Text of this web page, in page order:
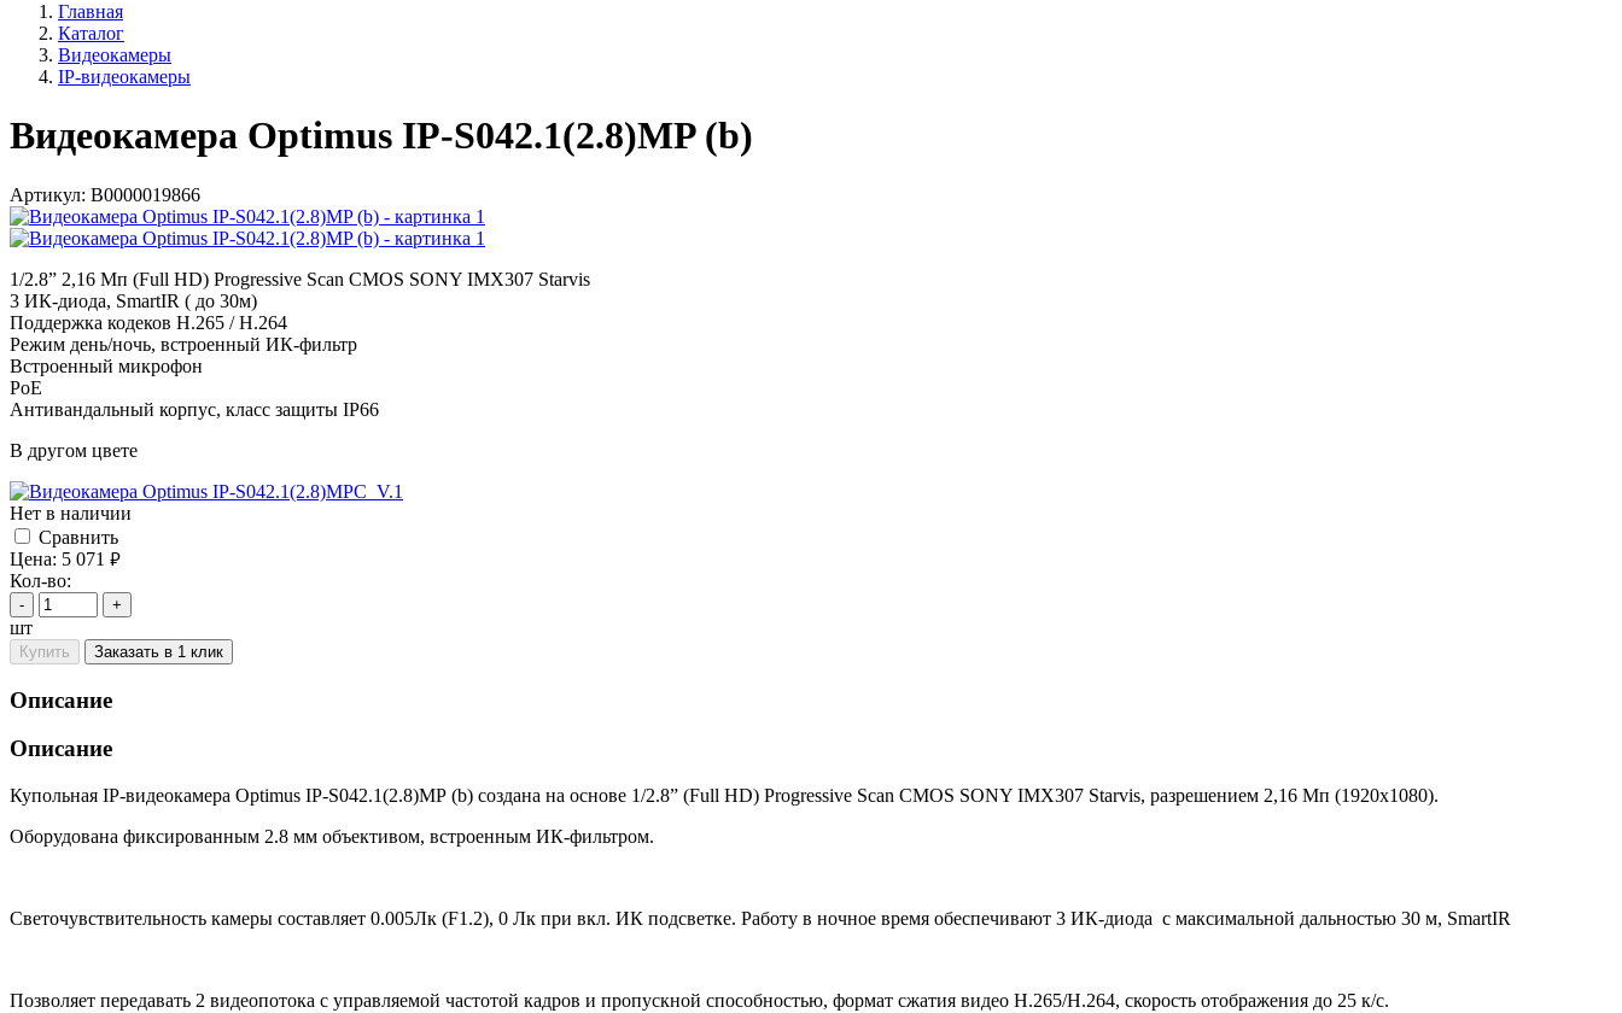
Главная
Каталог
Видеокамеры
IP-видеокамеры
Видеокамера Optimus IP-S042.1(2.8)MP (b)
Артикул: В0000019866
1/2.8” 2,16 Мп (Full HD) Progressive Scan CMOS SONY IMX307 Starvis
3 ИК-диода, SmartIR ( до 30м)
Поддержка кодеков H.265 / H.264
Режим день/ночь, встроенный ИК-фильтр
Встроенный микрофон
PoE
Антивандальный корпус, класс защиты IР66
В другом цвете
Нет в наличии
Cравнить
Цена: 5 071 руб.
Кол-во:
- +
шт
Купить Заказать в 1 клик
Описание
Описание
Купольная IP-видеокамера Optimus IP-S042.1(2.8)MP (b) создана на основе 1/2.8” (Full HD) Progressive Scan CMOS SONY IMX307 Starvis, разрешением 2,16 Мп (1920х1080).
Оборудована фиксированным 2.8 мм объективом, встроенным ИК-фильтром.
Светочувствительность камеры составляет 0.005Лк (F1.2), 0 Лк при вкл. ИК подсветке. Работу в ночное время обеспечивают 3 ИК-диода с максимальной дальностью 30 м, SmartIR
Позволяет передавать 2 видеопотока с управляемой частотой кадров и пропускной способностью, формат сжатия видео H.265/H.264, скорость отображения до 25 к/с.